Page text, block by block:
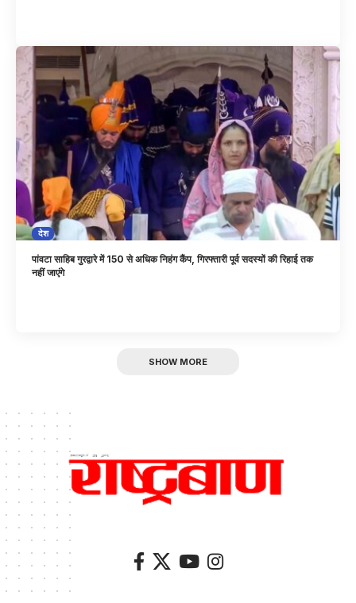
देश
पांवटा साहिब गुरद्वारे में 150 से अधिक निहंग कैंप, गिरफ्तारी पूर्व सदस्यों की रिहाई तक
नहीं जाएंगे
SHOW MORE